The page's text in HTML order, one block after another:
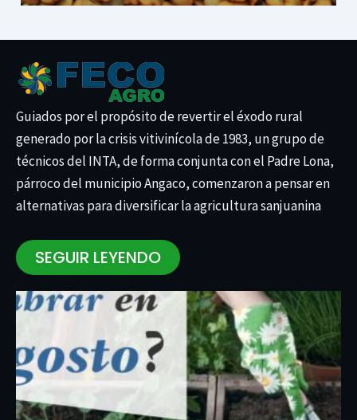
Guiados por el propósito de revertir el éxodo rural
generado por la crisis vitivinícola de 1983, un grupo de
técnicos del INTA, de forma conjunta con el Padre Lona,
párroco del municipio Angaco, comenzaron a pensar en
alternativas para diversificar la agricultura sanjuanina
SEGUIR LEYENDO